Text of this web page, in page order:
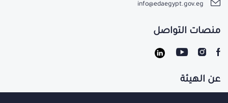
عن الهيئة
info@edaegypt.gov.eg
منصات التواصل